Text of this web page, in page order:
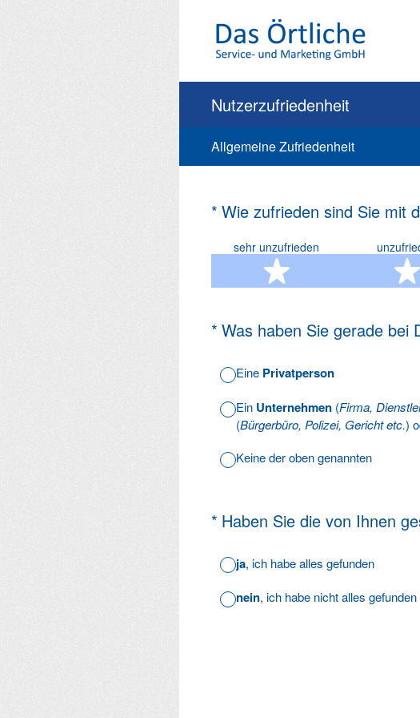
Nutzerzufriedenheit
Allgemeine Zufriedenheit
* Wie zufrieden sind Sie mit
(Erforderlich.)
sehr unzufrieden
1 Stern
* Was haben Sie gerade bei
(Erforderlich.)
Eine Privatperson
Ein Unternehmen (Firma,
(Bürgerbüro, Polizei, Gericht etc.)
Keine der oben genannten
* Haben Sie die von Ihnen
(Erforderlich.)
ja, ich habe alles gefunden
nein, ich habe nicht alles gefunden